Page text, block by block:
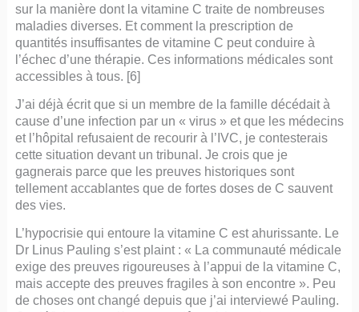
sur la manière dont la vitamine C traite de nombreuses
maladies diverses. Et comment la prescription de
quantités insuffisantes de vitamine C peut conduire à
l’échec d’une thérapie. Ces informations médicales sont
accessibles à tous. [6]
J’ai déjà écrit que si un membre de la famille décédait à
cause d’une infection par un « virus » et que les médecins
et l’hôpital refusaient de recourir à l’IVC, je contesterais
cette situation devant un tribunal. Je crois que je
gagnerais parce que les preuves historiques sont
tellement accablantes que de fortes doses de C sauvent
des vies.
L’hypocrisie qui entoure la vitamine C est ahurissante. Le
Dr Linus Pauling s’est plaint : « La communauté médicale
exige des preuves rigoureuses à l’appui de la vitamine C,
mais accepte des preuves fragiles à son encontre ». Peu
de choses ont changé depuis que j’ai interviewé Pauling.